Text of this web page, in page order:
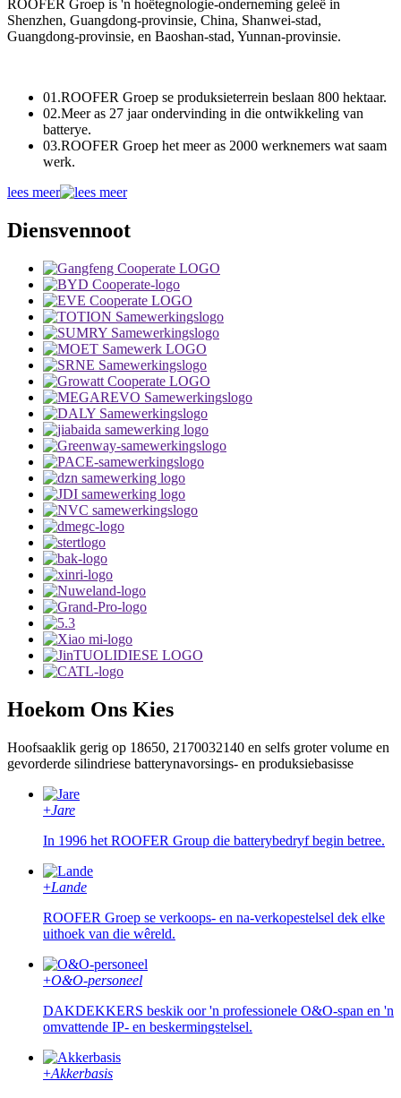
ROOFER Groep is 'n hoëtegnologie-onderneming geleë in
Shenzhen, Guangdong-provinsie, China, Shanwei-stad,
Guangdong-provinsie, en Baoshan-stad, Yunnan-provinsie.
01.ROOFER Groep se produksieterrein beslaan 800 hektaar.
02.Meer as 27 jaar ondervinding in die ontwikkeling van
batterye.
03.ROOFER Groep het meer as 2000 werknemers wat saam
werk.
lees meer
Diensvennoot
Hoekom Ons Kies
Hoofsaaklik gerig op 18650, 2170032140 en selfs groter volume en
gevorderde silindriese batterynavorsings- en produksiebasisse
+Jare
In 1996 het ROOFER Group die batterybedryf begin betree.
+Lande
ROOFER Groep se verkoops- en na-verkopestelsel dek elke
uithoek van die wêreld.
+O&O-personeel
DAKDEKKERS beskik oor 'n professionele O&O-span en 'n
omvattende IP- en beskermingstelsel.
+Akkerbasis